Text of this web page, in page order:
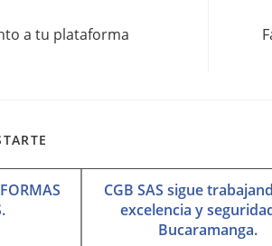
a tu plataforma
CGB SAS sigue
excelencia y
Bucaramanga.